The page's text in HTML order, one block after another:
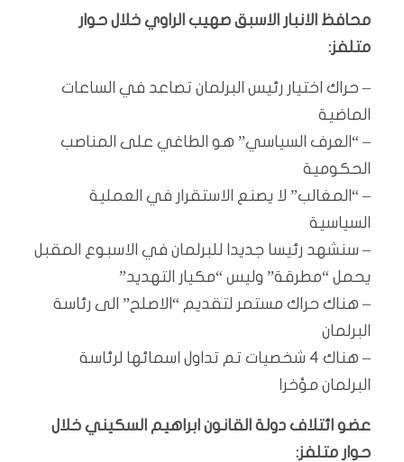
محافظ الانبار الاسبق صهيب الراوي خلال حوار
متلفز:
– حراك اختيار رئيس البرلمان تصاعد في الساعات
الماضية
– “العرف السياسي” هو الطاغي على المناصب
الحكومية
– “المغالب” لا يصنع الاستقرار في العملية
السياسية
– سنشهد رئيسا جديدا للبرلمان في الاسبوع المقبل
يحمل “مطرقة” وليس “مكيار التهديد”
– هناك حراك مستمر لتقديم “الاصلح” الى رئاسة
البرلمان
– هناك 4 شخصيات تم تداول اسمائها لرئاسة
البرلمان مؤخرا
عضو ائتلاف دولة القانون ابراهيم السكيني خلال
حوار متلفز: